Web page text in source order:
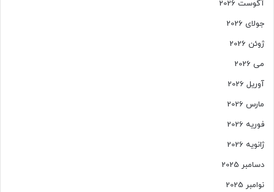
آگوست 2026
جولای 2026
ژوئن 2026
می 2026
آوریل 2026
مارس 2026
فوریه 2026
ژانویه 2026
دسامبر 2025
نوامبر 2025